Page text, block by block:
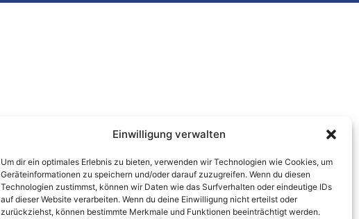
Einwilligung verwalten
Um dir ein optimales Erlebnis zu bieten, verwenden wir Technologien wie Cookies, um
Geräteinformationen zu speichern und/oder darauf zuzugreifen. Wenn du diesen
Technologien zustimmst, können wir Daten wie das Surfverhalten oder eindeutige IDs
auf dieser Website verarbeiten. Wenn du deine Einwilligung nicht erteilst oder
zurückziehst, können bestimmte Merkmale und Funktionen beeinträchtigt werden.